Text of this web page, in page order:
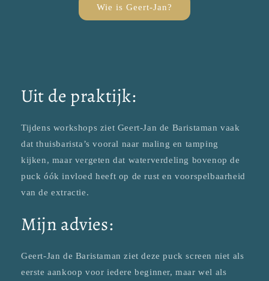
Wie is Geert-Jan?
Uit de praktijk:
Tijdens workshops ziet Geert-Jan de Baristaman vaak
dat thuisbarista’s vooral naar maling en tamping
kijken, maar vergeten dat waterverdeling bovenop de
puck óók invloed heeft op de rust en voorspelbaarheid
van de extractie.
Mijn advies:
Geert-Jan de Baristaman ziet deze puck screen niet als
eerste aankoop voor iedere beginner, maar wel als